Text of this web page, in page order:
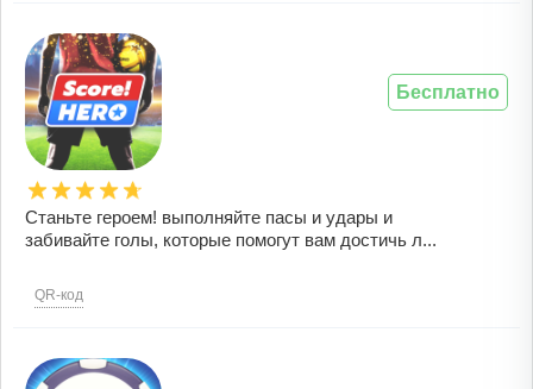
Станьте героем! выполняйте пасы и удары и
забивайте голы, которые помогут вам достичь л...
QR-код
Бесплатно